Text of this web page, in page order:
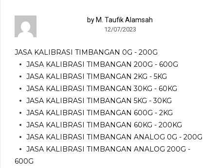
by M. Taufik Alamsah
12/07/2023
JASA KALIBRASI TIMBANGAN 0G - 200G
JASA KALIBRASI TIMBANGAN 200G - 600G
JASA KALIBRASI TIMBANGAN 2KG - 5KG
JASA KALIBRASI TIMBANGAN 30KG - 60KG
JASA KALIBRASI TIMBANGAN 5KG - 30KG
JASA KALIBRASI TIMBANGAN 600G - 2KG
JASA KALIBRASI TIMBANGAN 60KG - 200KG
JASA KALIBRASI TIMBANGAN ANALOG 0G - 200G
JASA KALIBRASI TIMBANGAN ANALOG 200G -
600G